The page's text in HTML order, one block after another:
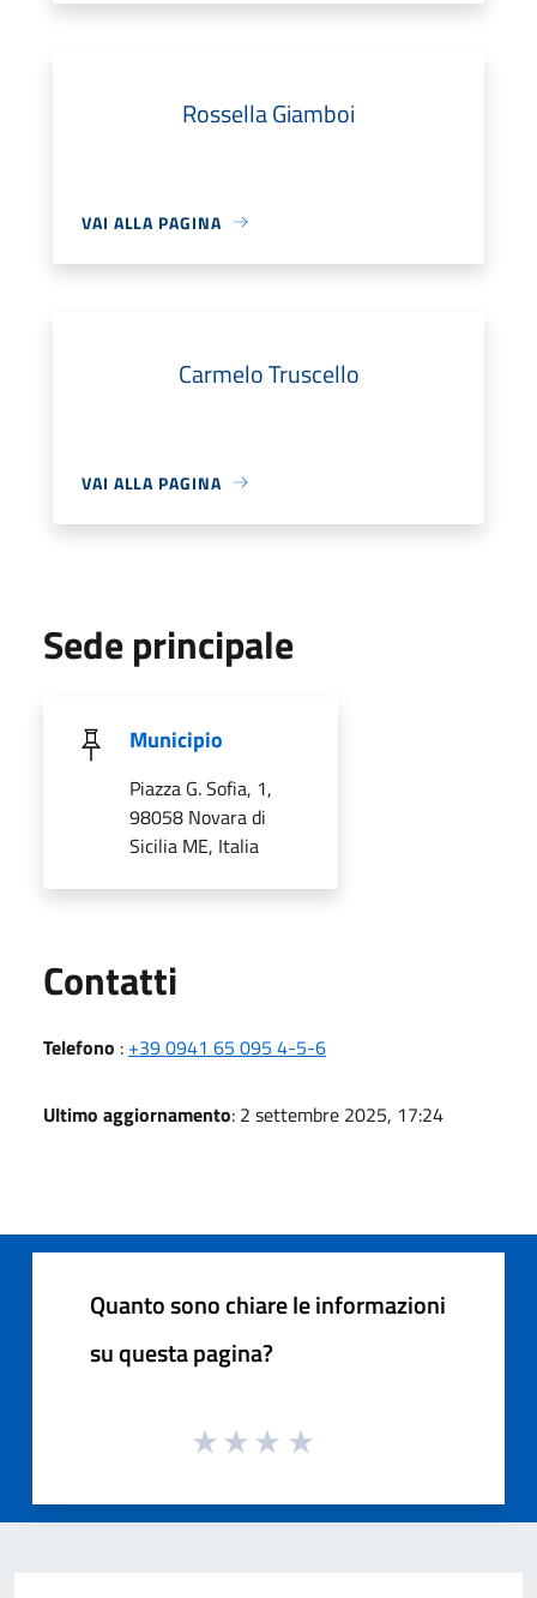
Rossella Giamboi
VAI ALLA PAGINA
Carmelo Truscello
VAI ALLA PAGINA
Sede principale
Municipio
Piazza G. Sofia, 1,
98058 Novara di
Sicilia ME, Italia
Contatti
Telefono : +39 0941 65 095 4-5-6
Ultimo aggiornamento: 2 settembre 2025, 17:24
Quanto sono chiare le informazioni
su questa pagina?